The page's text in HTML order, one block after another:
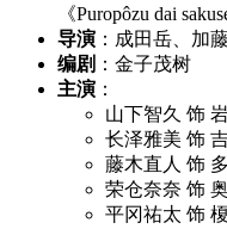
《Puropôzu dai
导演 ：成田岳、加
编剧 ：金子茂树
主演 ：
山下智久 饰
长泽雅美 饰
藤木直人 饰
荣仓奈奈 饰
平冈祐太 饰